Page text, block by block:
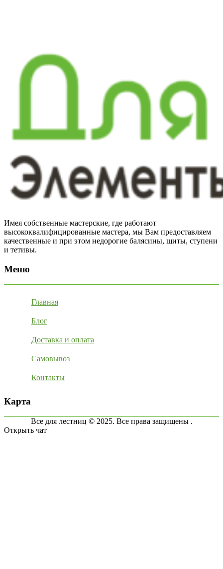
Имея собственные мастерские, где работают
высококвалифицированные мастера, мы Вам предоставляем
качественные и при этом недорогие балясины, щиты, ступени
и тетивы.
Меню
Главная
Блог
Доставка и оплата
Самовывоз
Контакты
Карта
Все для лестниц © 2025. Все права защищены .
Открыть чат